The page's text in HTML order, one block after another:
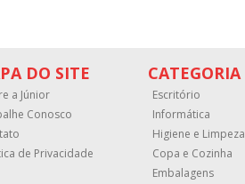
DO SITE
a Júnior
Conosco
de Privacidade
CATEGORIA
Escritório
Informática
Higiene e Limpeza
Copa e Cozinha
Embalagens